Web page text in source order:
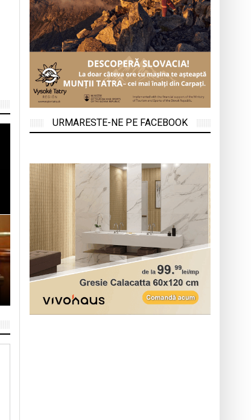
URMARESTE-NE PE FACEBOOK